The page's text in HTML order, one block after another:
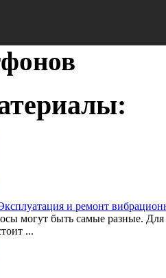
и ремонт
могут быть самые разные.
...